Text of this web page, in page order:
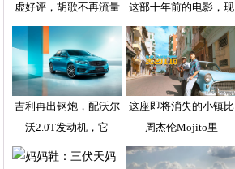
虚好评，胡歌不再流量
这部十年前的电影，现
吉利再出钢炮，配沃尔
沃2.0T发动机，它
这座即将消失的小镇比
周杰伦Mojito里